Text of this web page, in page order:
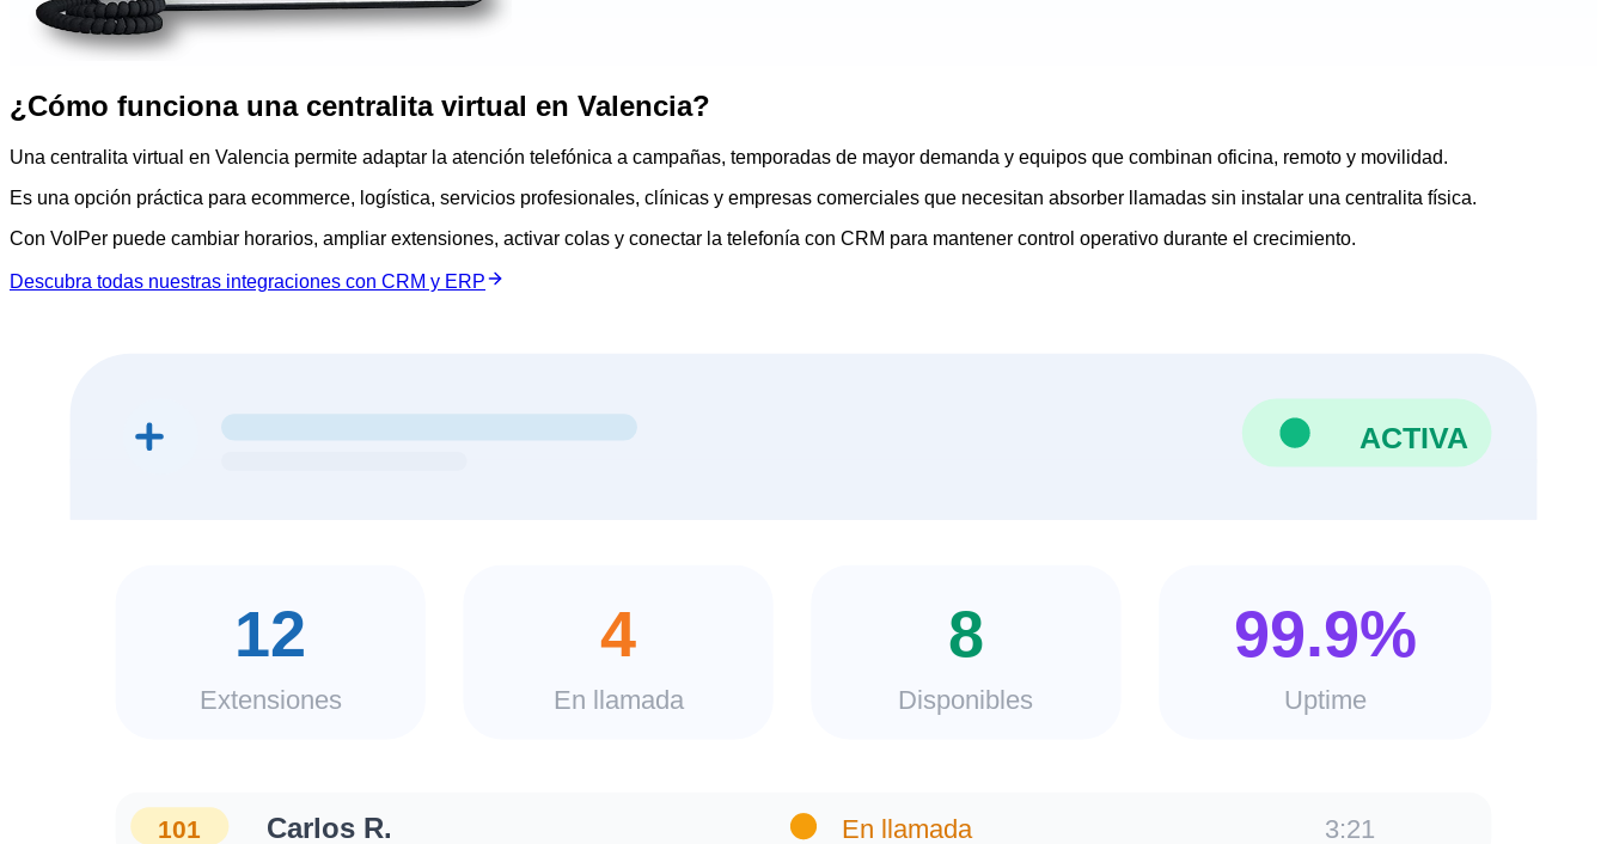
¿Cómo funciona una centralita virtual en Valencia?
Una centralita virtual en Valencia permite adaptar la atención telefónica a campañas, temporadas de mayor demanda y equipos que combinan oficina, remoto y movilidad.
Es una opción práctica para ecommerce, logística, servicios profesionales, clínicas y empresas comerciales que necesitan absorber llamadas sin instalar una centralita física.
Con VoIPer puede cambiar horarios, ampliar extensiones, activar colas y conectar la telefonía con CRM para mantener control operativo durante el crecimiento.
Descubra todas nuestras integraciones con CRM y ERP
ACTIVA
12
Extensiones
4
En llamada
8
Disponibles
99.9%
Uptime
101 Carlos R. En llamada 3:21